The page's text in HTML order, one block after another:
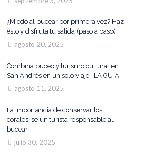
¿Miedo al bucear por primera vez? Haz
esto y disfruta tu salida (paso a paso)
agosto 20, 2025
Combina buceo y turismo cultural en
San Andrés en un solo viaje: ¡LA GUÍA!
agosto 11, 2025
La importancia de conservar los
corales: sé un turista responsable al
bucear
julio 30, 2025